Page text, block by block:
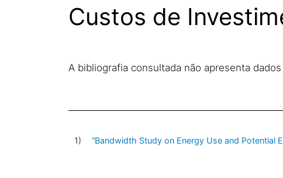
Custos de
A bibliografia consultada não apresenta
“Bandwidth Study on Energy Use and Potential